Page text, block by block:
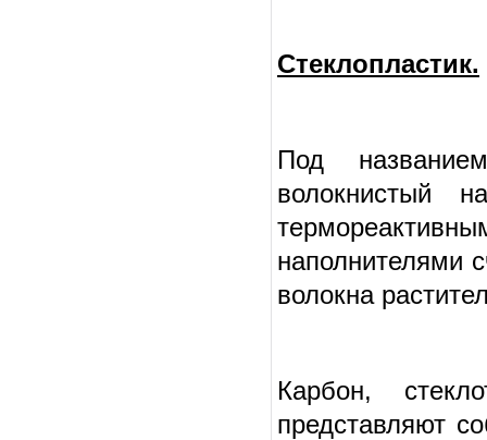
Стеклопластик.
Под
волокнистый
наполнителями
волокна
Карбон,
представляют